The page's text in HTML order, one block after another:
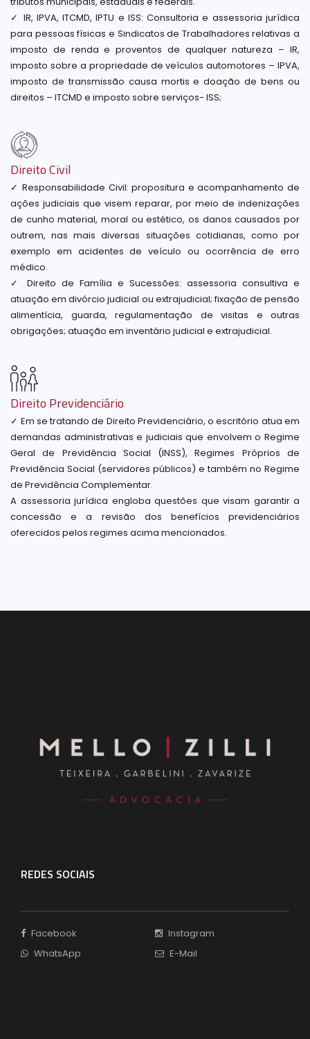
✓ IR, IPVA, ITCMD, IPTU e ISS: Consultoria e assessoria jurídica
para pessoas físicas e Sindicatos de Trabalhadores relativas a
imposto de renda e proventos de qualquer natureza – IR,
imposto sobre a propriedade de veículos automotores – IPVA,
imposto de transmissão causa mortis e doação de bens ou
direitos – ITCMD e imposto sobre serviços- ISS;
Direito Civil
✓ Responsabilidade Civil: propositura e acompanhamento de
ações judiciais que visem reparar, por meio de indenizações
de cunho material, moral ou estético, os danos causados por
outrem, nas mais diversas situações cotidianas, como por
exemplo em acidentes de veículo ou ocorrência de erro
médico.
✓ Direito de Família e Sucessões: assessoria consultiva e
atuação em divórcio judicial ou extrajudicial; fixação de pensão
alimentícia, guarda, regulamentação de visitas e outras
obrigações; atuação em inventário judicial e extrajudicial.
Direito Previdenciário
✓ Em se tratando de Direito Previdenciário, o escritório atua em
demandas administrativas e judiciais que envolvem o Regime
Geral de Previdência Social (INSS), Regimes Próprios de
Previdência Social (servidores públicos) e também no Regime
de Previdência Complementar.
A assessoria jurídica engloba questões que visam garantir a
concessão e a revisão dos benefícios previdenciários
oferecidos pelos regimes acima mencionados.
REDES SOCIAIS
Facebook
Instagram
WhatsApp
E-Mail